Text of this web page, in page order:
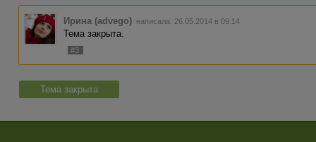
Ирина (advego) написала 26.05.2014 в 09:14
Тема закрыта.
#3
Тема закрыта